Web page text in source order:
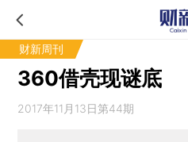
财新周刊
360借壳现谜底
2017年11月13日第44期